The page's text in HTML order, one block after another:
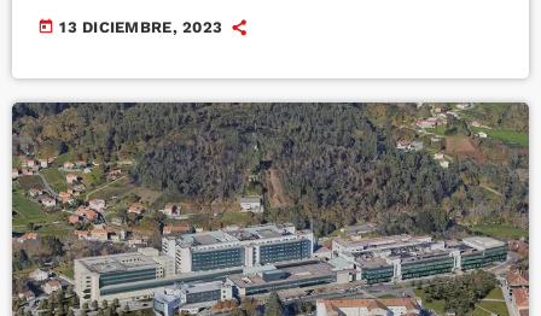
today 13 DICIEMBRE, 2023